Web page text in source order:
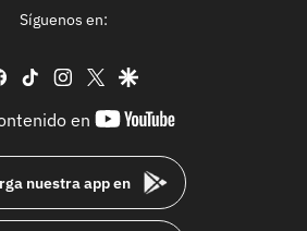
Síguenos en:
facebook
tiktok instagram
twittergoogle
en
youtube-
nuestra app en